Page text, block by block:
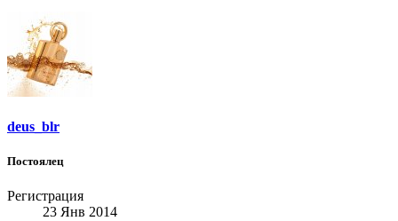
deus_blr
Постоялец
Регистрация
23 Янв 2014